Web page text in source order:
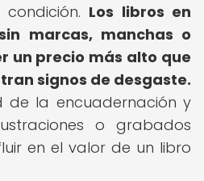
Los libros en
marcas, manchas o
un precio más alto que
signos de desgaste.
de la encuadernación y
o grabados
en el valor de un libro